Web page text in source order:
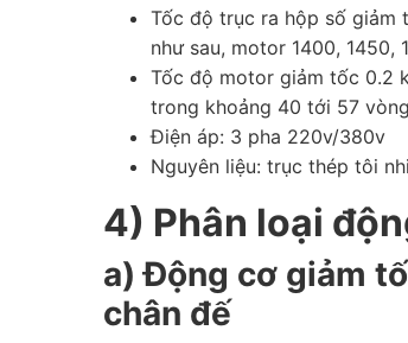
Tốc độ trục ra hộp số giảm
như sau, motor 1400,
Tốc độ motor giảm tốc 0.2
trong khoảng 40 tới 57
Điện áp: 3 pha 220v/380v
Nguyên liệu: trục thép tôi
4) Phân loại
a) Động cơ giảm
chân đế